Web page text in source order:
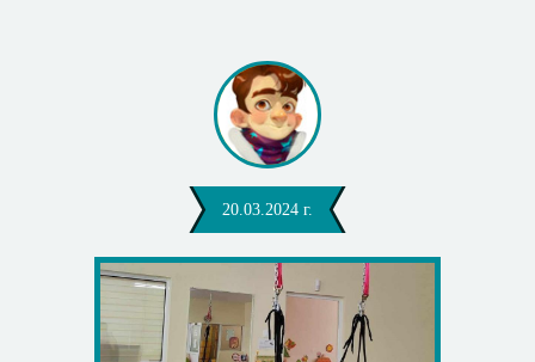
20.03.2024 г.